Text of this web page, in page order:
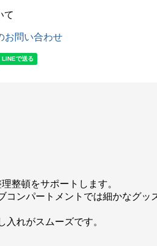
て
お問い合わせ
整頓をサポートします。
ンパートメントでは細かなグッ
れがスムーズです。